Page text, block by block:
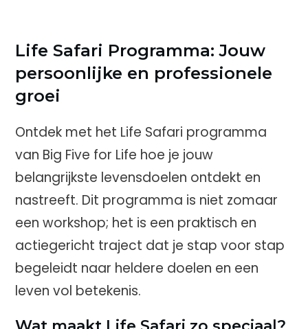
Life Safari Programma: Jouw
persoonlijke en professionele
groei
Ontdek met het Life Safari programma
van Big Five for Life hoe je jouw
belangrijkste levensdoelen ontdekt en
nastreeft. Dit programma is niet zomaar
een workshop; het is een praktisch en
actiegericht traject dat je stap voor stap
begeleidt naar heldere doelen en een
leven vol betekenis.